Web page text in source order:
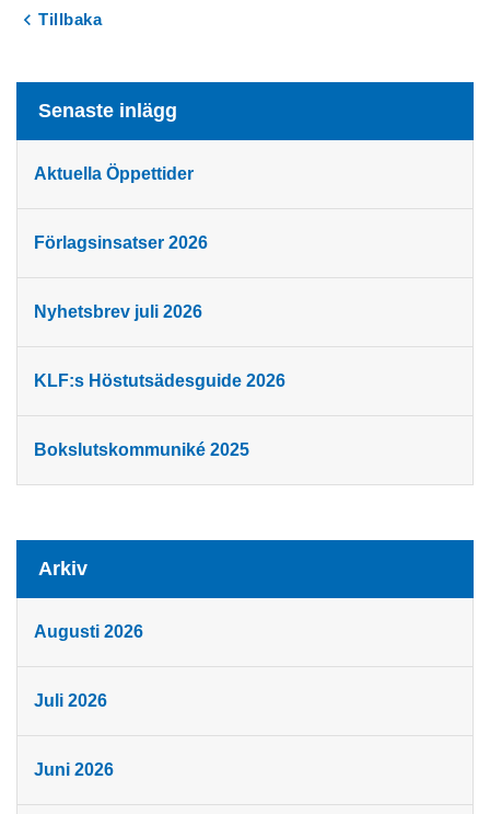
Tillbaka
Senaste inlägg
Aktuella Öppettider
Förlagsinsatser 2026
Nyhetsbrev juli 2026
KLF:s Höstutsädesguide 2026
Bokslutskommuniké 2025
Arkiv
Augusti 2026
Juli 2026
Juni 2026